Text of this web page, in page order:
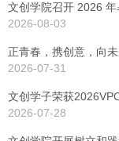
文创学院召开 2026 年
2026-08-03
正青春，携创意，向
2026-07-31
文创学子荣获
2026-07-28